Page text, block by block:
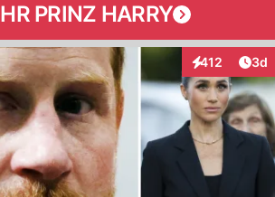
PRINZ HARRY
412
Interaktionen
3d